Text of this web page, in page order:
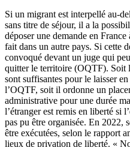
Si un migrant est interpellé au-
sans titre de séjour, il a la
déposer une demande en
fait dans un autre pays. Si cette
convoqué devant un juge qui
quitter le territoire (OQTF). Soit
sont suffisantes pour le laisser
l’OQTF, soit il ordonne un
administrative pour une durée
l’étranger est remis en liberté si
pas pu être organisée. En 2022,
être exécutées, selon le rapport
lieux de privation de liberté. «